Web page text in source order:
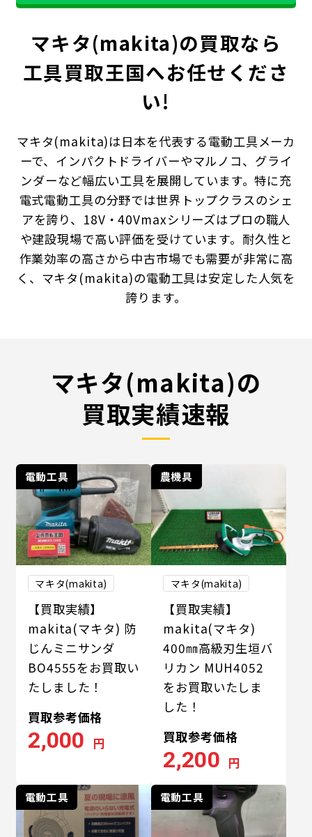
マキタ(makita)の買取なら
工具買取王国へお任せくださ
い!
マキタ(makita)は日本を代表する電動工具メーカ
ーで、インパクトドライバーやマルノコ、グライ
ンダーなど幅広い工具を展開しています。特に充
電式電動工具の分野では世界トップクラスのシェ
アを誇り、18V・40Vmaxシリーズはプロの職人
や建設現場で高い評価を受けています。耐久性と
作業効率の高さから中古市場でも需要が非常に高
く、マキタ(makita)の電動工具は安定した人気を
誇ります。
マキタ(makita)の
買取実績速報
電動工具
マキタ(makita)
【買取実績】
makita(マキタ) 防
じんミニサンダ
BO4555をお買取い
たしました！
買取参考価格
2,000 円
農機具
マキタ(makita)
【買取実績】
makita(マキタ)
400㎜高級刃生垣バ
リカン MUH4052
をお買取いたしま
した！
買取参考価格
2,200 円
電動工具 電動工具